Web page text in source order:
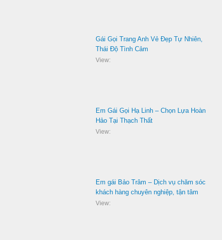
Gái Gọi Trang Anh Vẻ Đẹp Tự Nhiên,
Thái Độ Tình Cảm
View:
Em Gái Gọi Hạ Linh – Chọn Lựa Hoàn
Hảo Tại Thạch Thất
View:
Em gái Bảo Trâm – Dịch vụ chăm sóc
khách hàng chuyên nghiệp, tận tâm
View: